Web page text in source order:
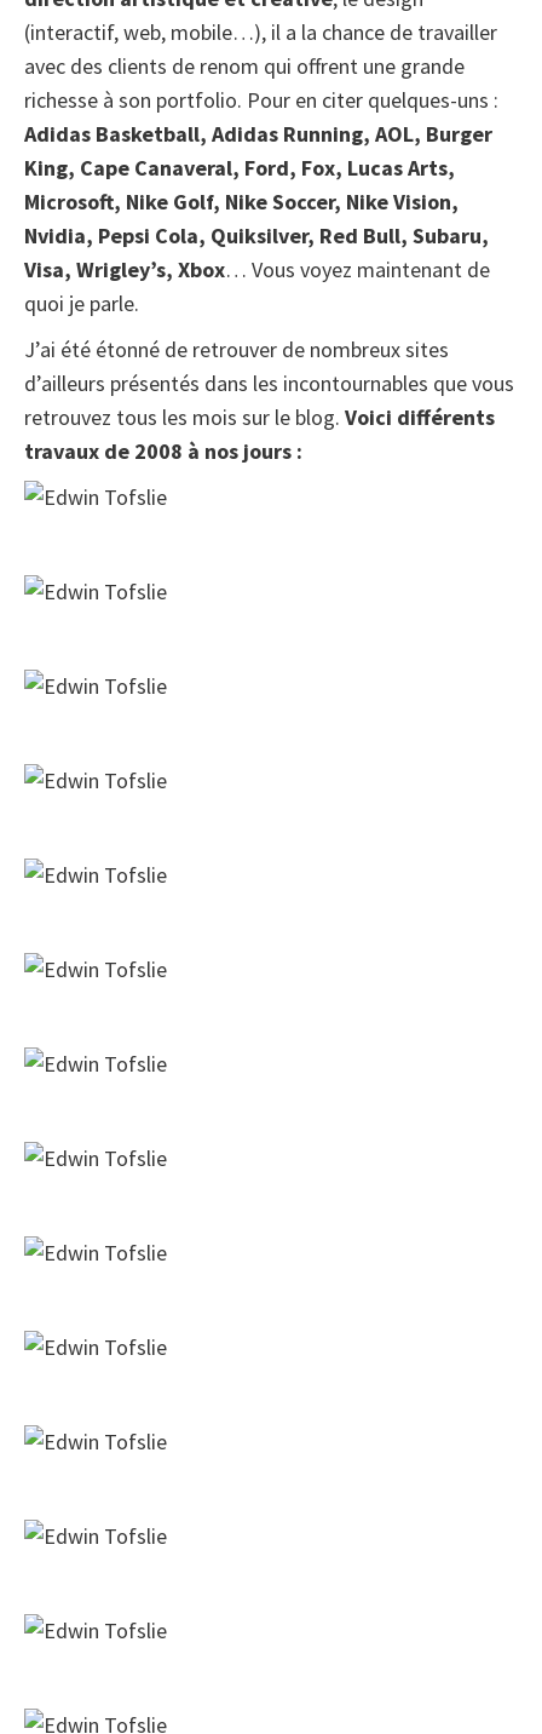
(interactif, web, mobile…), il a la chance de travailler
avec des clients de renom qui offrent une grande
richesse à son portfolio. Pour en citer quelques-uns :
Adidas Basketball, Adidas Running, AOL, Burger
King, Cape Canaveral, Ford, Fox, Lucas Arts,
Microsoft, Nike Golf, Nike Soccer, Nike Vision,
Nvidia, Pepsi Cola, Quiksilver, Red Bull, Subaru,
Visa, Wrigley’s, Xbox… Vous voyez maintenant de
quoi je parle.
J’ai été étonné de retrouver de nombreux sites
d’ailleurs présentés dans les incontournables que vous
retrouvez tous les mois sur le blog. Voici différents
travaux de 2008 à nos jours :